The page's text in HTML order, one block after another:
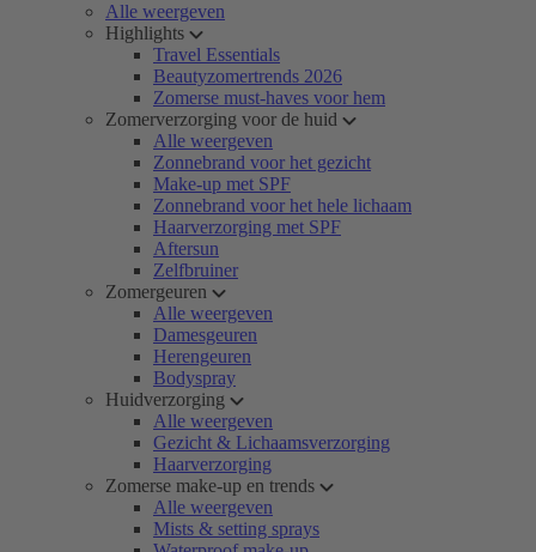
Alle weergeven
Highlights
Travel Essentials
Beautyzomertrends 2026
Zomerse must-haves voor hem
Zomerverzorging voor de huid
Alle weergeven
Zonnebrand voor het gezicht
Make-up met SPF
Zonnebrand voor het hele lichaam
Haarverzorging met SPF
Aftersun
Zelfbruiner
Zomergeuren
Alle weergeven
Damesgeuren
Herengeuren
Bodyspray
Huidverzorging
Alle weergeven
Gezicht & Lichaamsverzorging
Haarverzorging
Zomerse make-up en trends
Alle weergeven
Mists & setting sprays